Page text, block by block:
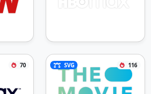
70 SVG 116